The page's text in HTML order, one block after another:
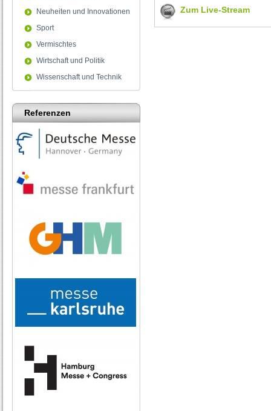
Neuheiten und Innovationen
Sport
Vermischtes
Wirtschaft und Politik
Wissenschaft und Technik
Referenzen
Zum Live-Stream